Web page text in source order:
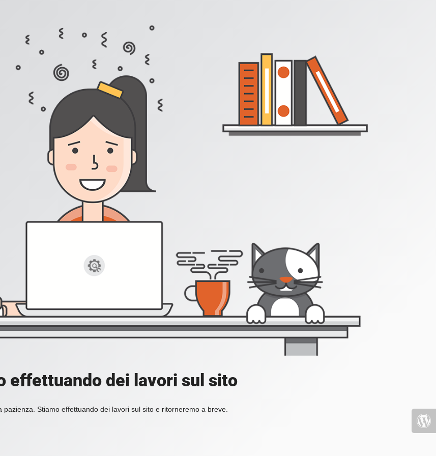
effettuando dei lavori sul sito
pazienza. Stiamo effettuando dei lavori sul sito e ritorneremo a breve.